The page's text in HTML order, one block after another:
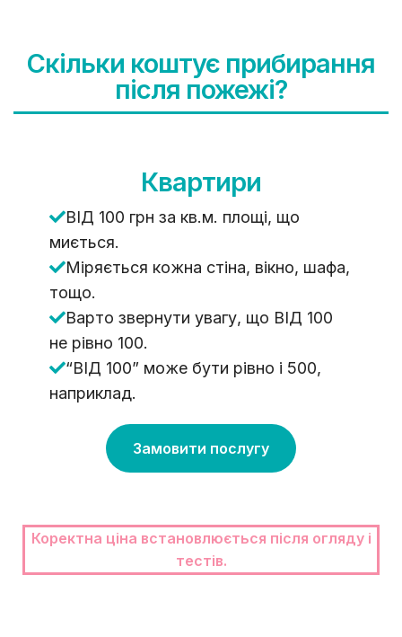
Скільки коштує прибирання
після пожежі?
Квартири
ВІД 100 грн за кв.м. площі, що
миється.
Міряється кожна стіна, вікно, шафа,
тощо.
Варто звернути увагу, що ВІД 100
не рівно 100.
“ВІД 100” може бути рівно і 500,
наприклад.
Замовити послугу
Коректна ціна встановлюється після огляду і
тестів.